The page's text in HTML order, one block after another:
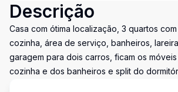
Descrição
Casa com ótima localização, 3 quartos com
cozinha, área de serviço, banheiros,
garagem para dois carros, ficam os
cozinha e dos banheiros e split do